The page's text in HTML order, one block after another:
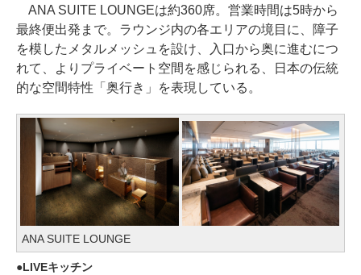
ANA SUITE LOUNGEは約360席。営業時間は5時から
最終便出発まで。ラウンジ内の各エリアの境目に、障子
を模したメタルメッシュを設け、入口から奥に進むにつ
れて、よりプライベート空間を感じられる、日本の伝統
的な空間特性「奥行き」を表現している。
ANA SUITE LOUNGE
LIVEキッチン